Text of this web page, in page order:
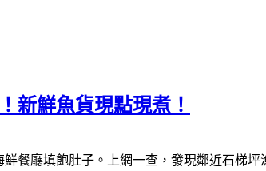
新鮮魚貨現點現煮！
餐廳填飽肚子。上網一查，發現鄰近石梯坪